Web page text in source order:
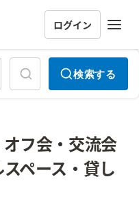
ログイン
検索する
フ会・交流会
ペース・貸し